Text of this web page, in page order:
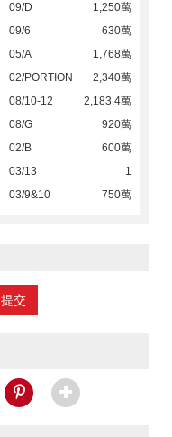
09/D
1,250萬
09/6
630萬
05/A
1,768萬
02/PORTION
2,340萬
08/10-12
2,183.4萬
08/G
920萬
02/B
600萬
03/13
1
03/9&10 750萬
提交